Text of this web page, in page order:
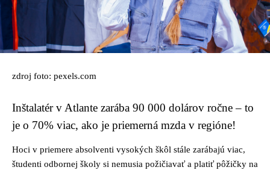
zdroj foto: pexels.com
Inštalatér v Atlante zarába 90 000 dolárov ročne – to
je o 70% viac, ako je priemerná mzda v regióne!
Hoci v priemere absolventi vysokých škôl stále zarábajú viac,
študenti odbornej školy si nemusia požičiavať a platiť pôžičky na